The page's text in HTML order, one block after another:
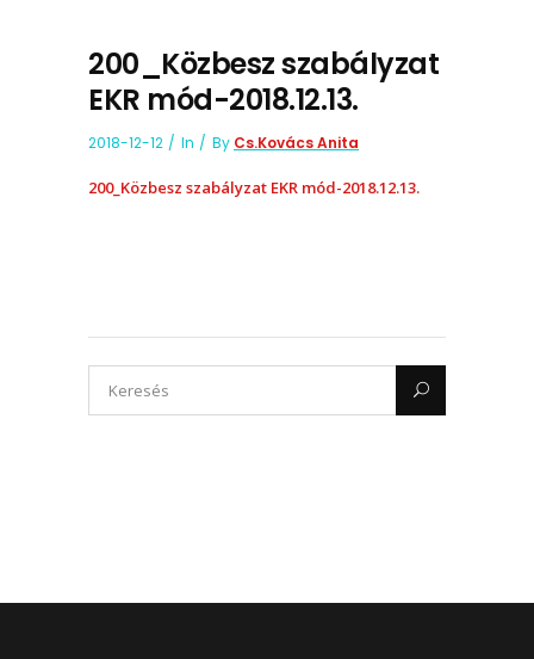
200_Közbesz szabályzat
EKR mód-2018.12.13.
2018-12-12 In By Cs.Kovács Anita
200_Közbesz szabályzat EKR mód-2018.12.13.